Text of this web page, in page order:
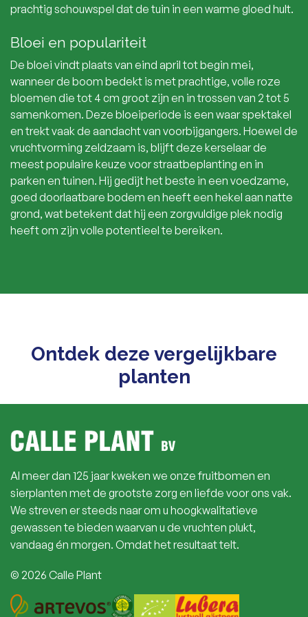
prachtig schouwspel dat de tuin in een warme gloed hult.
Bloei en populariteit
De bloei vindt plaats van eind april tot begin mei,
wanneer de boom bedekt is met prachtige, volle roze
bloemen die tot 4 cm groot zijn en in trossen van 2 tot 5
samenkomen. Deze bloeiperiode is een waar spektakel
en trekt vaak de aandacht van voorbijgangers. Hoewel de
vruchtvorming zeldzaam is, blijft deze kerselaar de
meest populaire keuze voor straatbeplanting en in
parken en tuinen. Hij gedijt het beste in een voedzame,
goed doorlaatbare bodem en heeft een hekel aan natte
grond, wat betekent dat hij een zorgvuldige plek nodig
heeft om zijn volle potentieel te bereiken.
Ontdek deze vergelijkbare
planten
Al meer dan 125 jaar kweken we onze fruitbomen en
sierplanten met de grootste zorg en liefde voor ons vak.
We streven er steeds naar om u hoogkwalitatieve
gewassen te bieden waarvan u de vruchten plukt,
vandaag én morgen. Omdat het resultaat telt.
© 2026 Calle Plant